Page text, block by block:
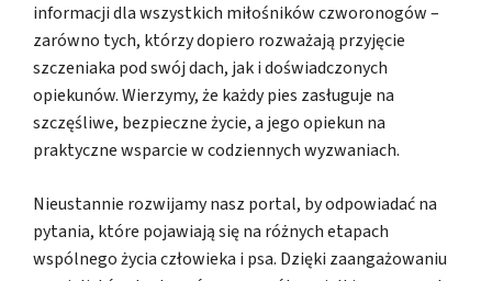
informacji dla wszystkich miłośników czworonogów –
zarówno tych, którzy dopiero rozważają przyjęcie
szczeniaka pod swój dach, jak i doświadczonych
opiekunów. Wierzymy, że każdy pies zasługuje na
szczęśliwe, bezpieczne życie, a jego opiekun na
praktyczne wsparcie w codziennych wyzwaniach.
Nieustannie rozwijamy nasz portal, by odpowiadać na
pytania, które pojawiają się na różnych etapach
wspólnego życia człowieka i psa. Dzięki zaangażowaniu